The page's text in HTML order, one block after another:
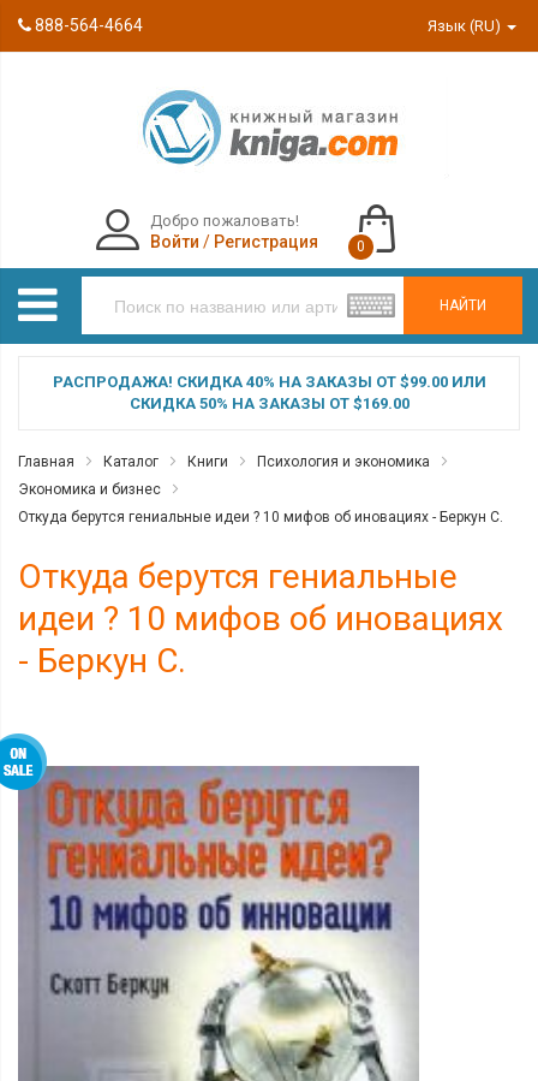
888-564-4664 Язык (RU)
НАЙТИ
Добро пожаловать!
Войти / Регистрация 0
РАСПРОДАЖА! СКИДКА 40% НА ЗАКАЗЫ ОТ $99.00 ИЛИ
СКИДКА 50% НА ЗАКАЗЫ ОТ $169.00
Главная Каталог Книги
Психология и экономика
Экономика и бизнес
Откуда берутся гениальные идеи ? 10 мифов об иновациях - Беркун С.
Откуда берутся гениальные
идеи ? 10 мифов об иновациях
- Беркун С.